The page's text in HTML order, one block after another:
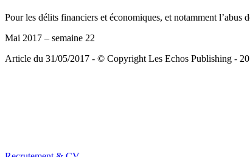
Pour les délits financiers et économiques, et notamment
Mai 2017 – semaine 22
Article du 31/05/2017 - © Copyright Les Echos Publishing -